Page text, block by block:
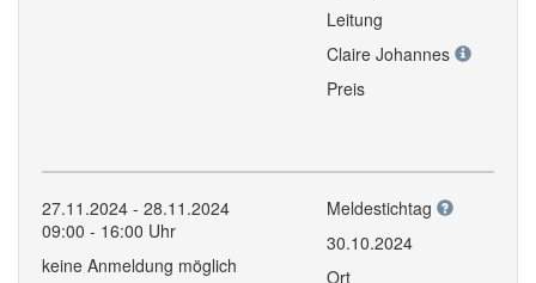
Leitung
Claire Johannes
Preis
27.11.2024 - 28.11.2024
09:00 - 16:00 Uhr
keine Anmeldung möglich
Meldestichtag
30.10.2024
Ort